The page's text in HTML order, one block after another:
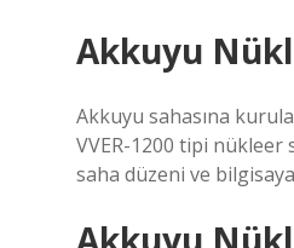
Akkuyu
Akkuyu sahasına
VVER-1200 tipi
saha düzeni ve